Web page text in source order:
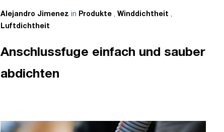
Alejandro Jimenez in Produkte , Winddichtheit ,
Luftdichtheit
Anschlussfuge einfach und sauber
abdichten